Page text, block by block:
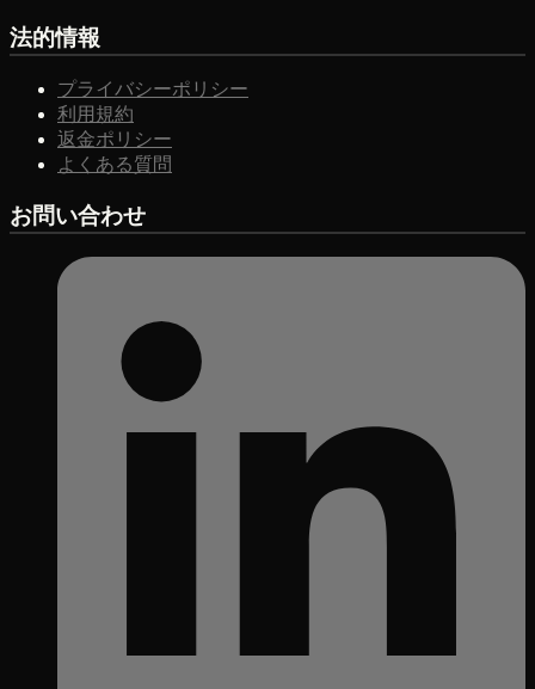
法的情報
プライバシーポリシー
利用規約
返金ポリシー
よくある質問
お問い合わせ